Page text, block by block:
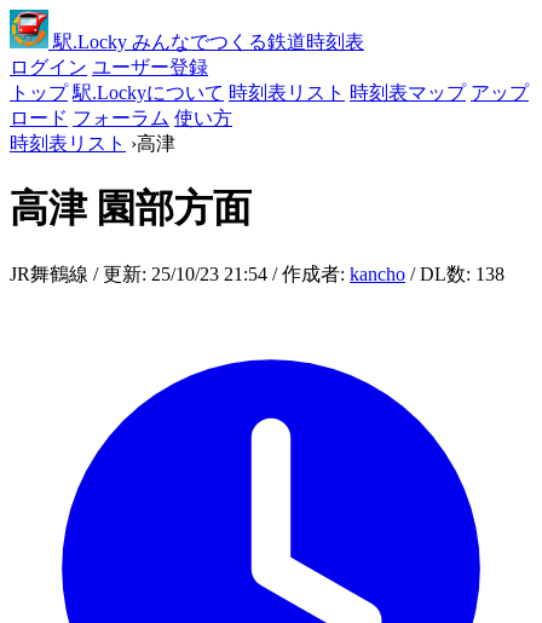
駅.Locky みんなでつくる鉄道時刻表
ログイン ユーザー登録
トップ 駅.Lockyについて 時刻表リスト 時刻表マップ アップ
ロード フォーラム 使い方
時刻表リスト ›高津
高津 園部方面
JR舞鶴線 / 更新: 25/10/23 21:54 / 作成者: kancho / DL数: 138